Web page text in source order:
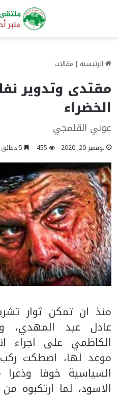
الرئيسية | مقالات
مقتدى وتدوير
الخضراء
عوني القلمجي
نوفمبر 20, 2020 455
منذ ان تمكن ثوار
عادل عبد المهدي،
الكاظمي على اجراء
موعد لها، اصطكت ركب
السياسية خوفا
الاسود، لما ارتكبوه